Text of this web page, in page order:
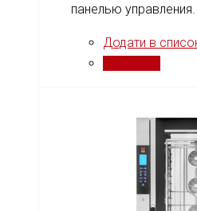
панелью управления.
Додати в